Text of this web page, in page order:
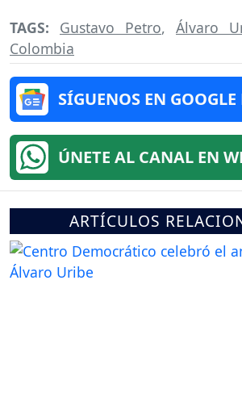
TAGS: Gustavo Petro, Álvaro
Colombia
SÍGUENOS EN GOOGLE
ÚNETE AL CANAL EN
ARTÍCULOS